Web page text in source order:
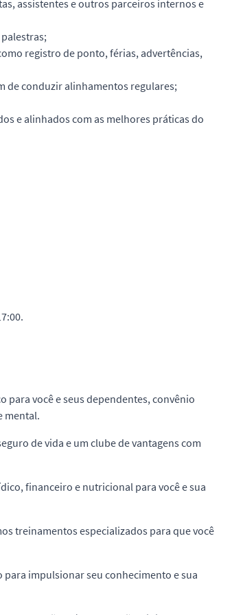
assistentes e outros parceiros internos e
registro de ponto, férias, advertências,
de conduzir alinhamentos regulares;
e alinhados com as melhores práticas do
para você e seus dependentes, convênio
mental.
de vida e um clube de vantagens com
financeiro e nutricional para você e sua
treinamentos especializados para que você
impulsionar seu conhecimento e sua